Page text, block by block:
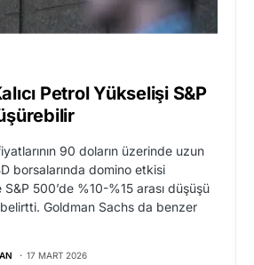
Petrol Yükselişi S&P
90 doların üzerinde uzun
borsalarında domino etkisi
500’de %10-%15 arası düşüşü
Goldman Sachs da benzer
17 MART 2026